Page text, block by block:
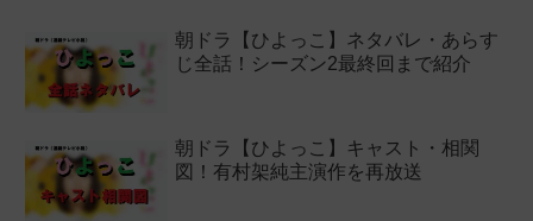
朝ドラ【ひよっこ】ネタバレ・あらす
じ全話！シーズン2最終回まで紹介
朝ドラ【ひよっこ】キャスト・相関
図！有村架純主演作を再放送